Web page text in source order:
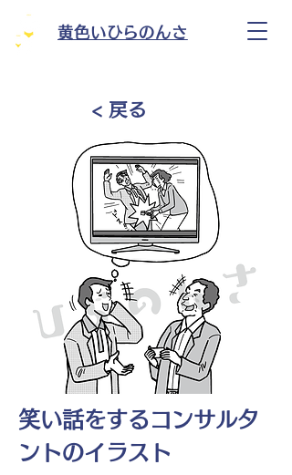
黄色いひらのんさ
< 戻る
笑い話をするコンサルタ
ントのイラスト